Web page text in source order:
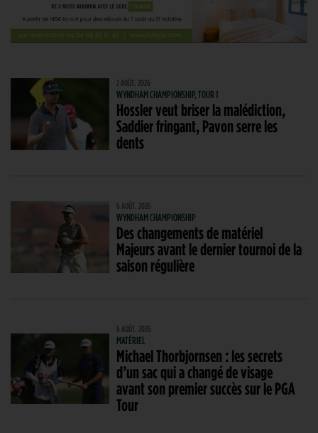
7 AOÛT. 2026
WYNDHAM CHAMPIONSHIP, TOUR 1
Hossler veut briser la malédiction,
Saddier fringant, Pavon serre les
dents
6 AOÛT. 2026
WYNDHAM CHAMPIONSHIP
Des changements de matériel
Majeurs avant le dernier tournoi de la
saison régulière
6 AOÛT. 2026
MATÉRIEL
Michael Thorbjornsen : les secrets
d’un sac qui a changé de visage
avant son premier succès sur le PGA
Tour